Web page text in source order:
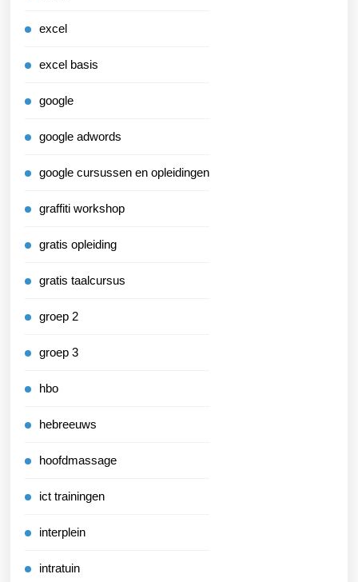
excel
excel basis
google
google adwords
google cursussen en opleidingen
graffiti workshop
gratis opleiding
gratis taalcursus
groep 2
groep 3
hbo
hebreeuws
hoofdmassage
ict trainingen
interplein
intratuin